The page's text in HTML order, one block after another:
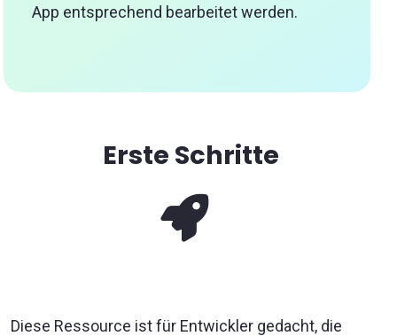
App entsprechend bearbeitet werden.
Erste Schritte
Diese Ressource ist für Entwickler gedacht, die